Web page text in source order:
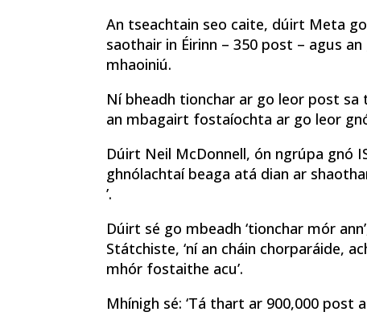
An tseachtain seo caite, dúirt Meta
saothair in Éirinn – 350 post – agus
mhaoiniú.
Ní bheadh ​​​​tionchar ar go leor post
an mbagairt fostaíochta ar go leor
Dúirt Neil McDonnell, ón ngrúpa gnó
ghnólachtaí beaga atá dian ar
’.
Dúirt sé go mbeadh ‘tionchar mór
Státchiste, ‘ní an cháin chorparáide,
mhór fostaithe acu’.
Mhínigh sé: ‘Tá thart ar 900,000 post